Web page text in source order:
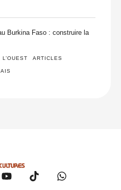
Burkina Faso : construire la
ARTICLES